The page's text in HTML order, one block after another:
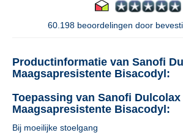
60.198 beoordelingen door
Productinformatie van Sanofi
Maagsapresistente Bisacodyl:
Toepassing van Sanofi Dulcolax
Maagsapresistente Bisacodyl:
Bij moeilijke stoelgang